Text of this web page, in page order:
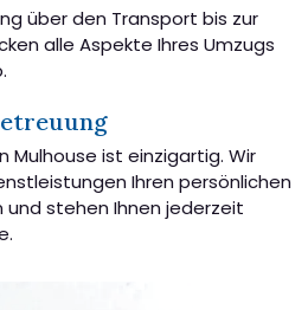
über den Transport bis zur
alle Aspekte Ihres Umzugs
Mulhouse ist einzigartig. Wir
Ihren persönlichen
und stehen Ihnen jederzeit